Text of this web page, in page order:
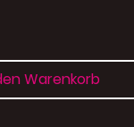
Warenkorb